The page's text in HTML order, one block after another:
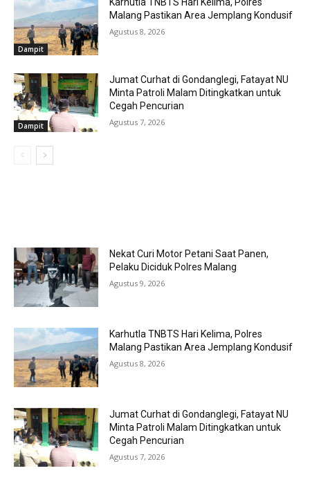
Dampit
Malang Pastikan Area Jemplang Kondusif
Agustus 8, 2026
Dampit
Jumat Curhat di Gondanglegi, Fatayat NU
Minta Patroli Malam Ditingkatkan untuk
Cegah Pencurian
Agustus 7, 2026
Nekat Curi Motor Petani Saat Panen,
Pelaku Diciduk Polres Malang
Agustus 9, 2026
Karhutla TNBTS Hari Kelima, Polres
Malang Pastikan Area Jemplang Kondusif
Agustus 8, 2026
Jumat Curhat di Gondanglegi, Fatayat NU
Minta Patroli Malam Ditingkatkan untuk
Cegah Pencurian
Agustus 7, 2026